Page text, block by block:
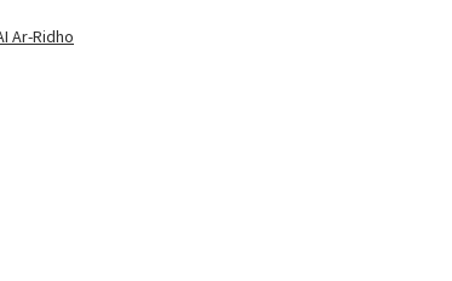
Ar-Ridho